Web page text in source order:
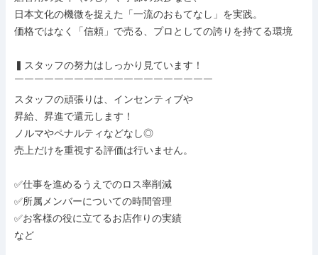
日本文化の機微を捉えた「一流のおもてなし」を実践。
価格ではなく「信頼」で売る、プロとしての誇りを持てる環境
▍スタッフの努力はしっかり見ています！
￣￣￣￣￣￣￣￣￣￣￣￣￣￣￣￣￣￣￣￣
スタッフの頑張りは、インセンティブや
昇給、昇進で還元します！
ノルマやペナルティなどなし◎
売上だけを重視する評価は行いません。
✅仕事を進めるうえでのロス率削減
✅所属メンバーについての時間管理
✅お客様の役に立てるお店作りの実績
など